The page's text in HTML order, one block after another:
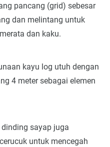
pancang (grid) sebesar
dan melintang untuk
dan kaku.
kayu log utuh dengan
4 meter sebagai elemen
sayap juga
untuk mencegah